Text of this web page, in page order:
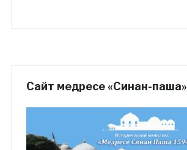
Сайт медресе «Синан-паша»